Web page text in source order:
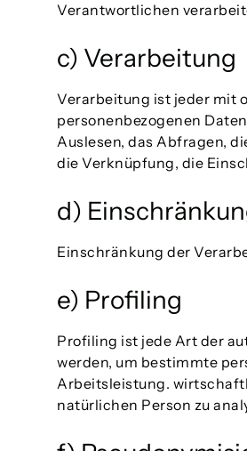
Verantwortlichen
c) Verarbeitung
Verarbeitung ist jeder mit
personenbezogenen
Auslesen, das Abfragen,
die Verknüpfung, die
d)
Einschränkung der
e) Profiling
Profiling ist jede Art der
werden, um bestimmte
Arbeitsleistung.
natürlichen Person zu